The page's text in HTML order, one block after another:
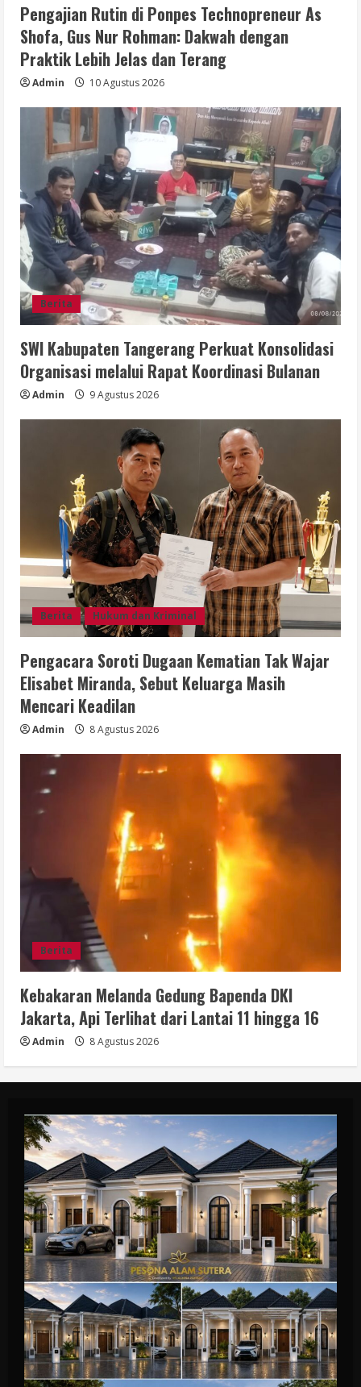
Pengajian Rutin di Ponpes Technopreneur As
Shofa, Gus Nur Rohman: Dakwah dengan
Praktik Lebih Jelas dan Terang
Admin 10 Agustus 2026
Berita
SWI Kabupaten Tangerang Perkuat Konsolidasi
Organisasi melalui Rapat Koordinasi Bulanan
Admin 9 Agustus 2026
Berita Hukum dan Kriminal
Pengacara Soroti Dugaan Kematian Tak Wajar
Elisabet Miranda, Sebut Keluarga Masih
Mencari Keadilan
Admin 8 Agustus 2026
Berita
Kebakaran Melanda Gedung Bapenda DKI
Jakarta, Api Terlihat dari Lantai 11 hingga 16
Admin 8 Agustus 2026